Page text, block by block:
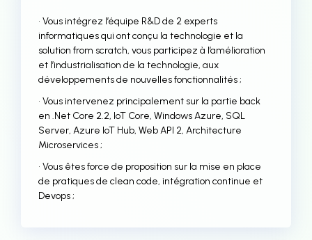
• Vous intégrez l’équipe R&D de 2 experts
informatiques qui ont conçu la technologie et la
solution from scratch, vous participez à l’amélioration
et l’industrialisation de la technologie, aux
développements de nouvelles fonctionnalités ;
• Vous intervenez principalement sur la partie back
en .Net Core 2.2, IoT Core, Windows Azure, SQL
Server, Azure IoT Hub, Web API 2, Architecture
Microservices ;
• Vous êtes force de proposition sur la mise en place
de pratiques de clean code, intégration continue et
Devops ;